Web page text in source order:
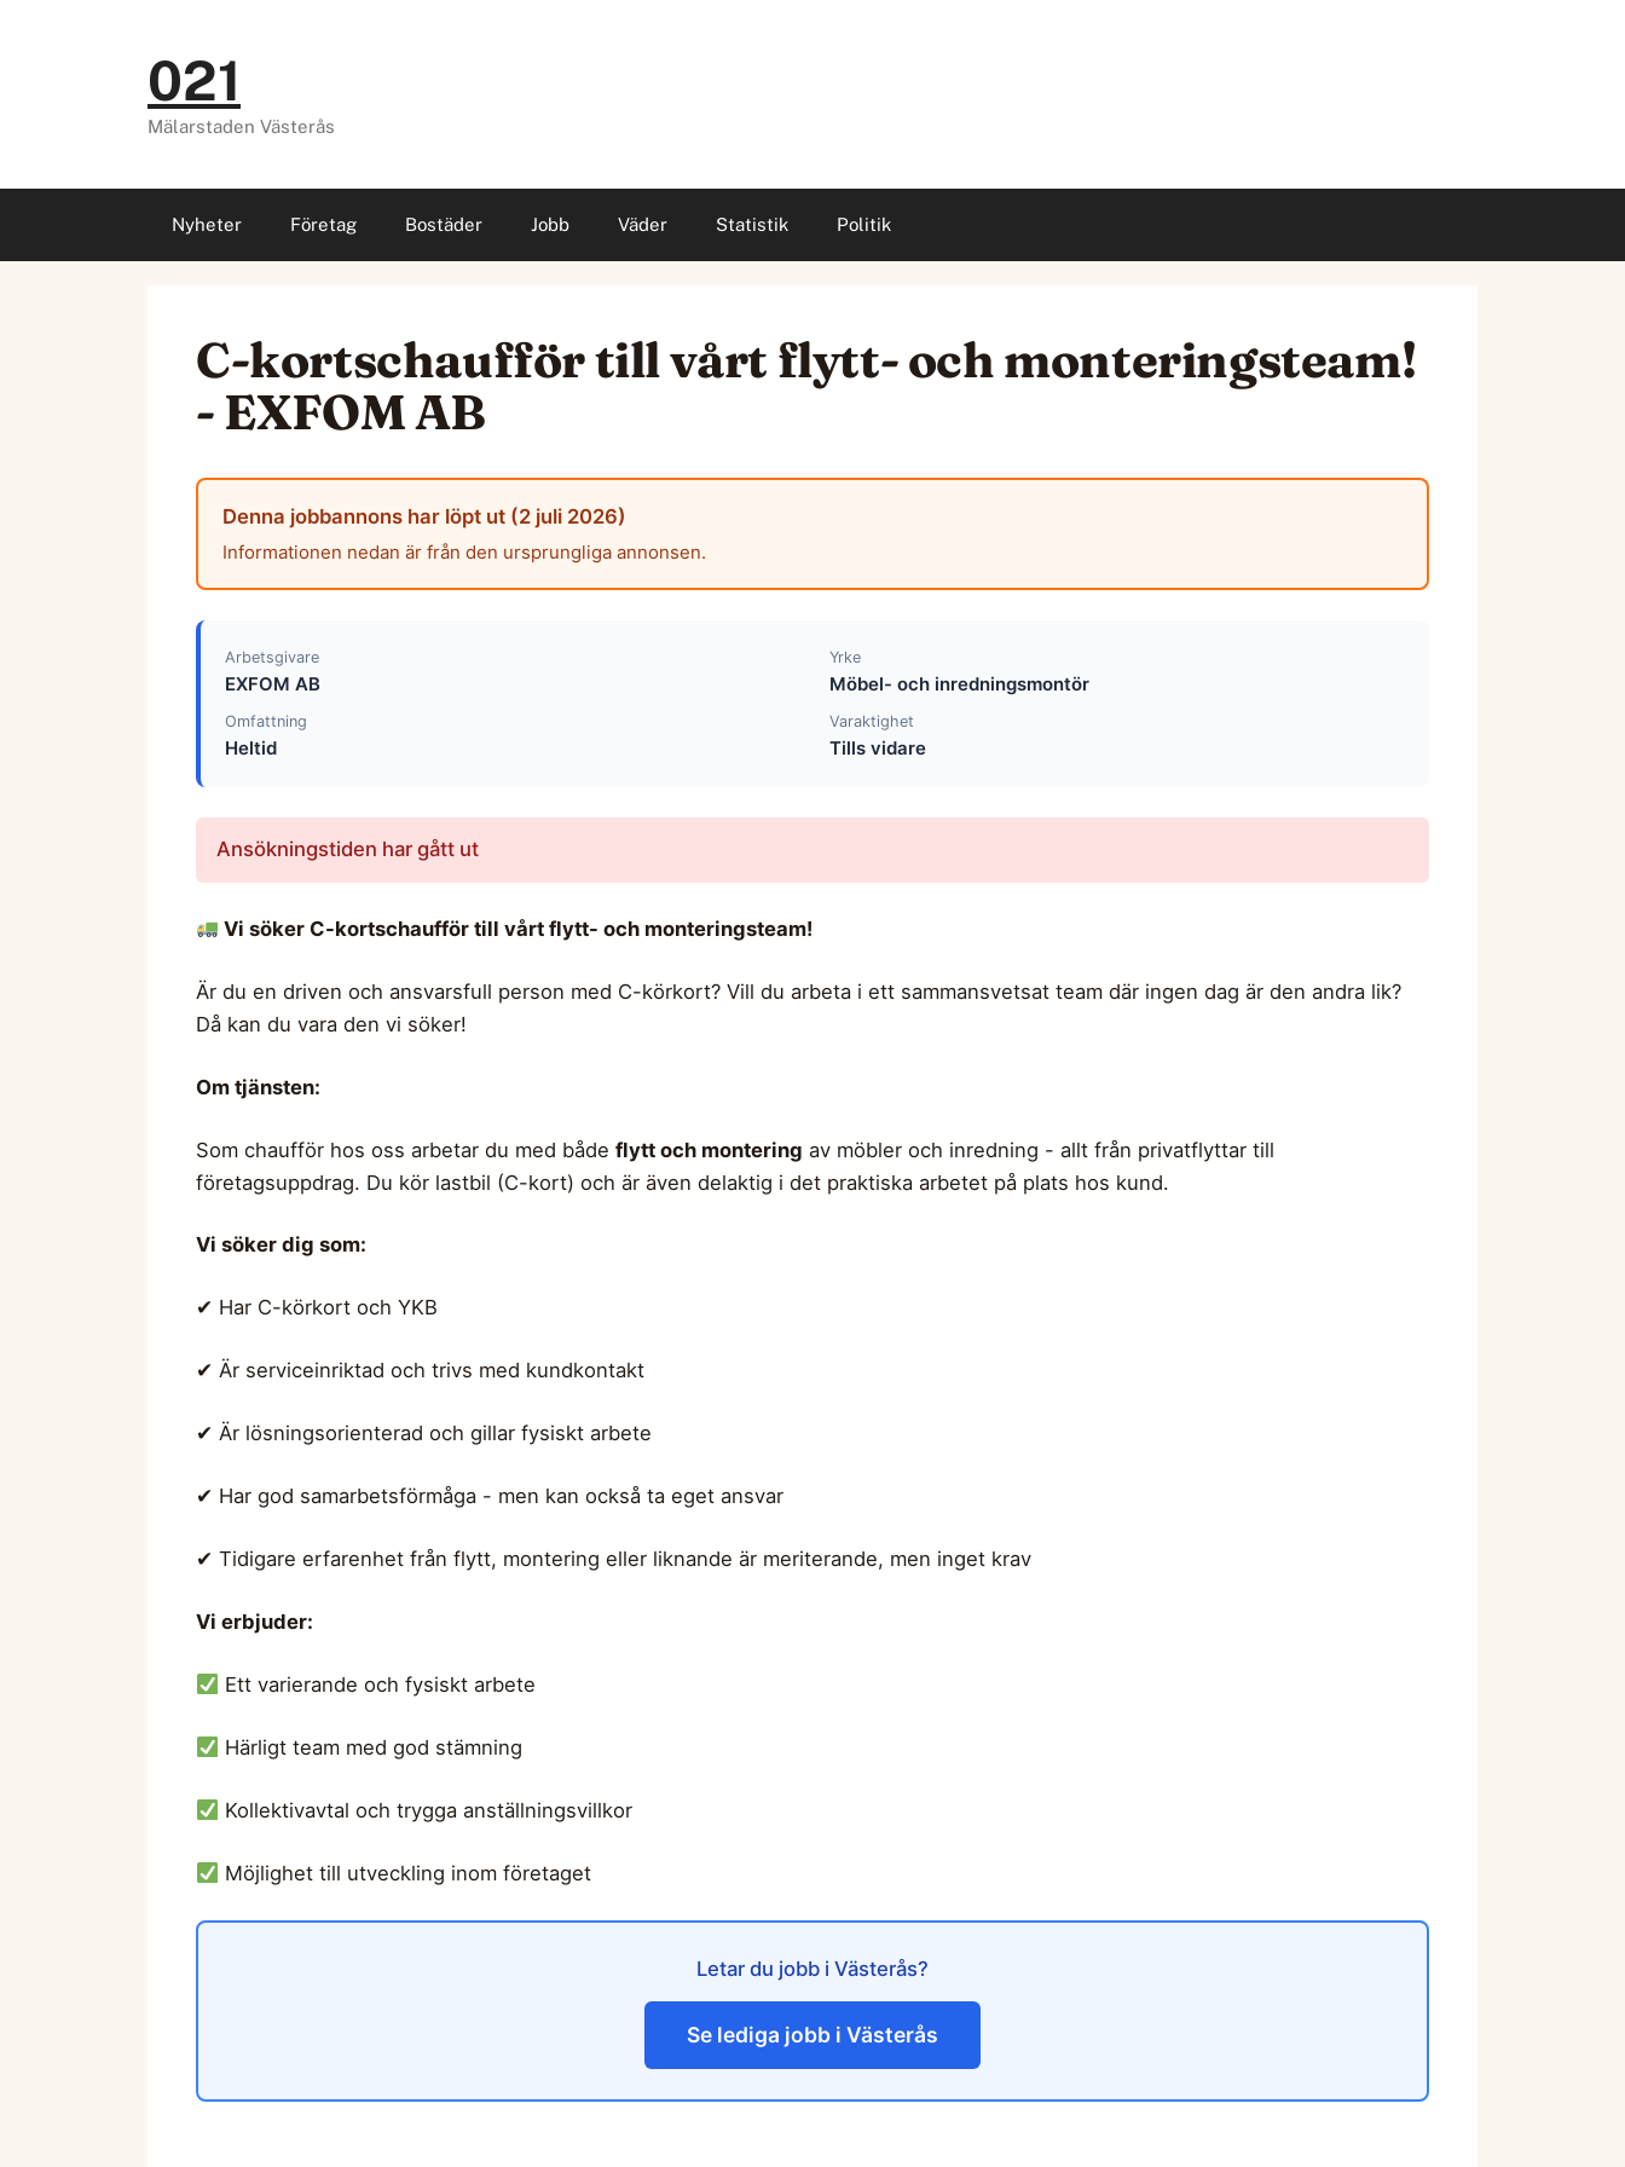
021
Mälarstaden Västerås
Nyheter Företag Bostäder Jobb Väder Statistik Politik
C-kortschaufför till vårt flytt- och monteringsteam!
- EXFOM AB
Denna jobbannons har löpt ut (2 juli 2026)
Informationen nedan är från den ursprungliga annonsen.
Arbetsgivare
EXFOM AB
Yrke
Möbel- och inredningsmontör
Omfattning
Heltid
Varaktighet
Tills vidare
Ansökningstiden har gått ut
Vi söker C-kortschaufför till vårt flytt- och monteringsteam!
Är du en driven och ansvarsfull person med C-körkort? Vill du arbeta i ett sammansvetsat team där ingen dag är den andra lik?
Då kan du vara den vi söker!
Om tjänsten:
Som chaufför hos oss arbetar du med både flytt och montering av möbler och inredning - allt från privatflyttar till
företagsuppdrag. Du kör lastbil (C-kort) och är även delaktig i det praktiska arbetet på plats hos kund.
Vi söker dig som:
✔ Har C-körkort och YKB
✔ Är serviceinriktad och trivs med kundkontakt
✔ Är lösningsorienterad och gillar fysiskt arbete
✔ Har god samarbetsförmåga - men kan också ta eget ansvar
✔ Tidigare erfarenhet från flytt, montering eller liknande är meriterande, men inget krav
Vi erbjuder:
Ett varierande och fysiskt arbete
Härligt team med god stämning
Kollektivavtal och trygga anställningsvillkor
Möjlighet till utveckling inom företaget
Letar du jobb i Västerås?
Se lediga jobb i Västerås